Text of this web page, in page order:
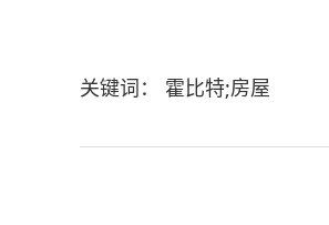
关键词： 霍比特;房屋